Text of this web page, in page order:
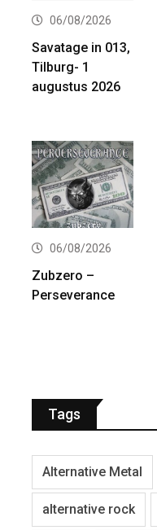
06/08/2026
Savatage in 013,
Tilburg- 1
augustus 2026
06/08/2026
Zubzero –
Perseverance
Tags
Alternative Metal
alternative rock